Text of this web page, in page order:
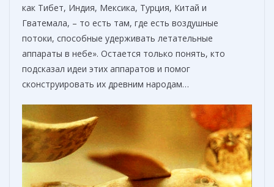
как Тибет, Индия, Мексика, Турция, Китай и
Гватемала, – то есть там, где есть воздушные
потоки, способные удерживать летательные
аппараты в небе». Остается только понять, кто
подсказал идеи этих аппаратов и помог
сконструировать их древним народам…